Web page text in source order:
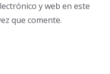
y web en este
que comente.